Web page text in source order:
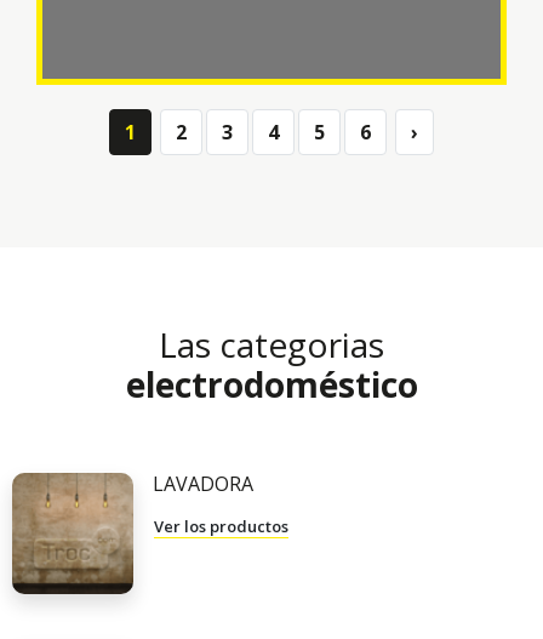
1 2 3 4 5 6 ›
Las categorias
electrodoméstico
LAVADORA
Ver los productos